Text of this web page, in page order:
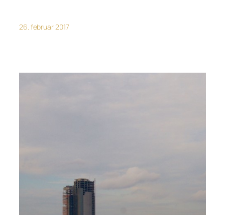
26. februar 2017